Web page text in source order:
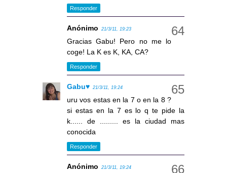
Responder
Anónimo 21/3/11, 19:23
Gracias Gabu! Pero no me lo
coge! La K es K, KA, CA?
Responder
Gabu♥ 21/3/11, 19:24
uru vos estas en la 7 o en la 8 ?
si estas en la 7 es lo q te pide la
k...... de ......... es la ciudad mas
conocida
Responder
Anónimo 21/3/11, 19:24